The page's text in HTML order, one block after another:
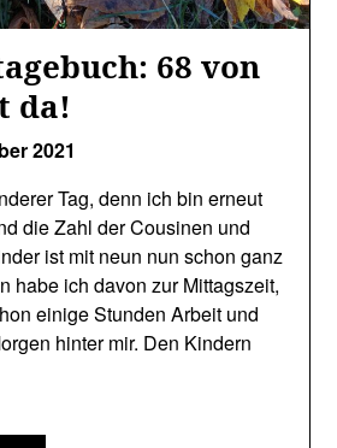
68 von
da!
2021
Tag, denn ich bin erneut
die Zahl der Cousinen und
ist mit neun nun schon ganz
habe ich davon zur Mittagszeit,
einige Stunden Arbeit und
hinter mir. Den Kindern